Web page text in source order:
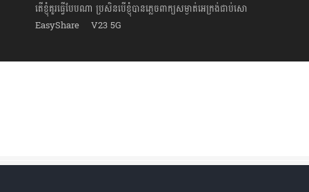
តើខ្ញុំគួរធ្វើបែបណា ប្រសិនបើខ្ញុំបានភ្លេចពាក្យសម្ងាត់អេក្រង់ជាប់សោ
EasyShare
V23 5G